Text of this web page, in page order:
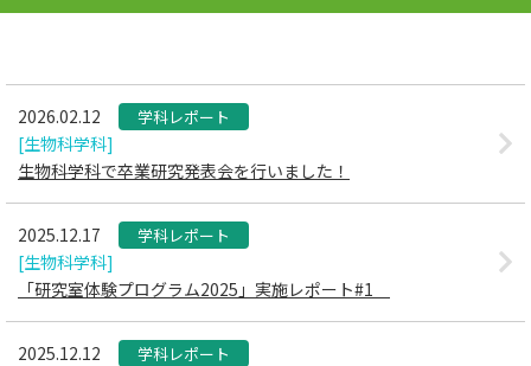
2026.02.12 学科レポート
[生物科学科]
生物科学科で卒業研究発表会を行いました！
2025.12.17 学科レポート
[生物科学科]
「研究室体験プログラム2025」実施レポート#1
2025.12.12 学科レポート